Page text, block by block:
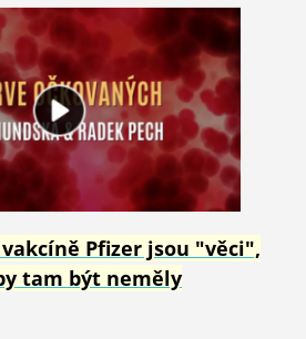
Pfizer jsou "věci",
tam být neměly